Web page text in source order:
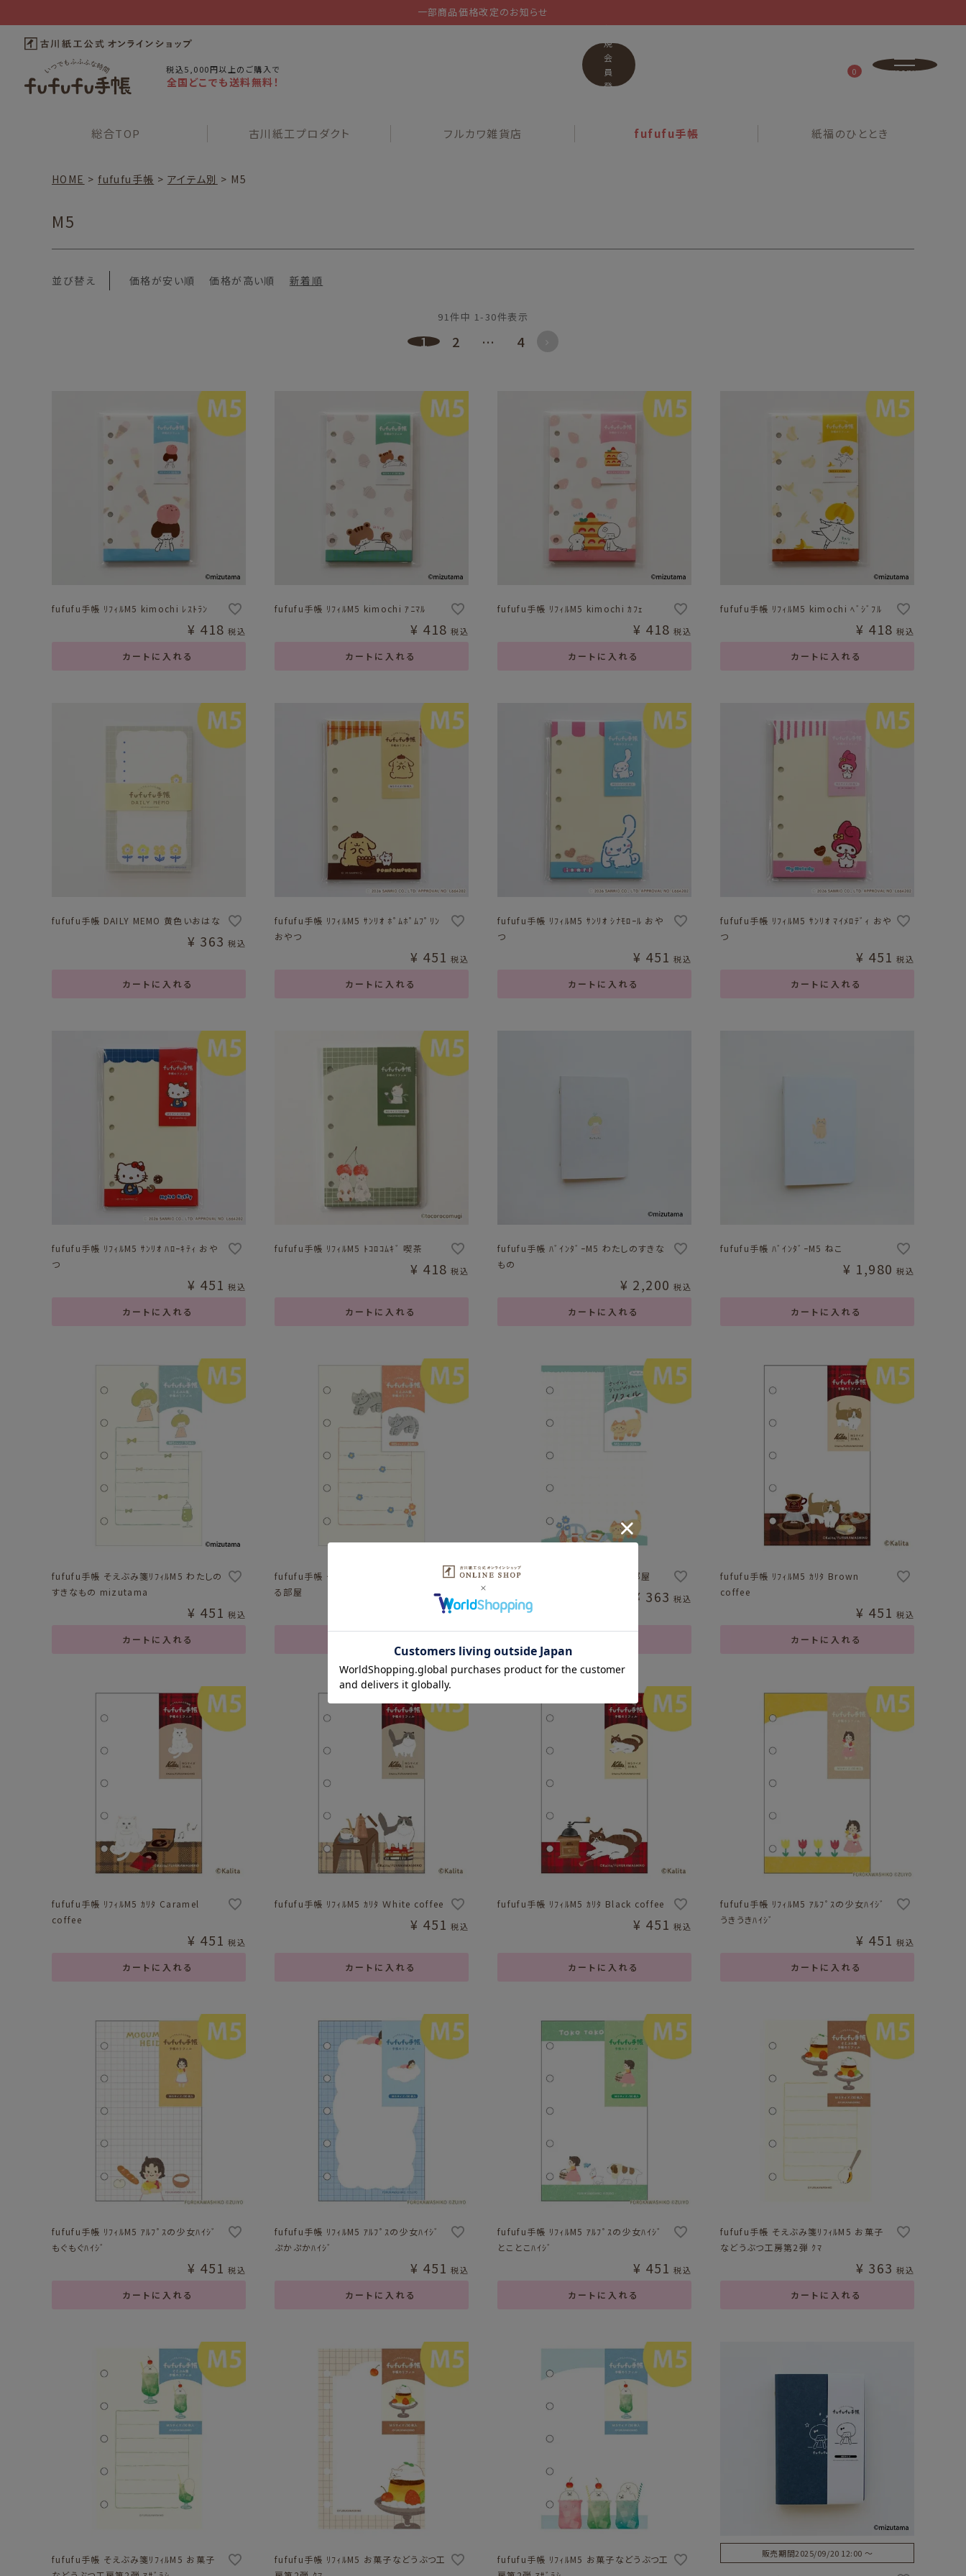
一部商品価格改定のお知らせ
税込5,000円以上のご購入で
全国どこでも送料無料！
総合TOP 古川紙工プロダクト フルカワ雑貨店 fufufu手帳 紙福のひととき
新
規
会
員
登
0
HOME fufufu手帳 アイテム別 M5
M5
並び替え 価格が安い順 価格が高い順 新着順
91件中 1-30件表示
1 2 … 4
fufufu手帳 ﾘﾌｨﾙM5 kimochi ﾚｽﾄﾗﾝ
カートに入れる
¥ 418 税込
fufufu手帳 ﾘﾌｨﾙM5 kimochi ｱﾆﾏﾙ
カートに入れる
¥ 418 税込
fufufu手帳 ﾘﾌｨﾙM5 kimochi ｶﾌｪ
カートに入れる
¥ 418 税込
fufufu手帳 ﾘﾌｨﾙM5 kimochi ﾍﾞｼﾞﾌﾙ
カートに入れる
¥ 418 税込
fufufu手帳 DAILY MEMO 黄色いおはな
カートに入れる
¥ 363 税込
fufufu手帳 ﾘﾌｨﾙM5 ｻﾝﾘｵ ﾎﾟﾑﾎﾟﾑﾌﾟﾘﾝ
おやつ
カートに入れる
¥ 451 税込
fufufu手帳 ﾘﾌｨﾙM5 ｻﾝﾘｵ ｼﾅﾓﾛｰﾙ おや
つ
カートに入れる
¥ 451 税込
fufufu手帳 ﾘﾌｨﾙM5 ｻﾝﾘｵ ﾏｲﾒﾛﾃﾞｨ おや
つ
カートに入れる
¥ 451 税込
fufufu手帳 ﾘﾌｨﾙM5 ｻﾝﾘｵ ﾊﾛｰｷﾃｨ おや
つ
カートに入れる
¥ 451 税込
fufufu手帳 ﾘﾌｨﾙM5 ﾄｺﾛｺﾑｷﾞ 喫茶
カートに入れる
¥ 418 税込
fufufu手帳 ﾊﾞｲﾝﾀﾞｰM5 わたしのすきな
もの
カートに入れる
¥ 2,200 税込
fufufu手帳 ﾊﾞｲﾝﾀﾞｰM5 ねこ
カートに入れる
¥ 1,980 税込
fufufu手帳 そえぶみ箋ﾘﾌｨﾙM5 わたしの
すきなもの mizutama
カートに入れる
¥ 451 税込
fufufu手帳 そえぶみ箋ﾘﾌｨﾙM5 ねこのい
る部屋
385 税込
fufufu手帳 ﾘﾌｨﾙM5 ねこのいる部屋
¥ 363 税込
fufufu手帳 ﾘﾌｨﾙM5 ｶﾘﾀ Brown
coffee
カートに入れる
¥ 451 税込
fufufu手帳 ﾘﾌｨﾙM5 ｶﾘﾀ Caramel
coffee
カートに入れる
¥ 451 税込
fufufu手帳 ﾘﾌｨﾙM5 ｶﾘﾀ Ｗhite coffee
カートに入れる
¥ 451 税込
fufufu手帳 ﾘﾌｨﾙM5 ｶﾘﾀ Black coffee
カートに入れる
¥ 451 税込
fufufu手帳 ﾘﾌｨﾙM5 ｱﾙﾌﾟｽの少女ﾊｲｼﾞ
うきうきﾊｲｼﾞ
カートに入れる
¥ 451 税込
fufufu手帳 ﾘﾌｨﾙM5 ｱﾙﾌﾟｽの少女ﾊｲｼﾞ
もぐもぐﾊｲｼﾞ
カートに入れる
¥ 451 税込
fufufu手帳 ﾘﾌｨﾙM5 ｱﾙﾌﾟｽの少女ﾊｲｼﾞ
ぷかぷかﾊｲｼﾞ
カートに入れる
¥ 451 税込
fufufu手帳 ﾘﾌｨﾙM5 ｱﾙﾌﾟｽの少女ﾊｲｼﾞ
とことこﾊｲｼﾞ
カートに入れる
¥ 451 税込
fufufu手帳 そえぶみ箋ﾘﾌｨﾙM5 お菓子
などうぶつ工房第2弾 ｸﾏ
カートに入れる
¥ 363 税込
fufufu手帳 そえぶみ箋ﾘﾌｨﾙM5 お菓子
fufufu手帳 ﾘﾌｨﾙM5 お菓子などうぶつ工
fufufu手帳 ﾘﾌｨﾙM5 お菓子などうぶつ工
販売期間2025/09/20 12:00 〜